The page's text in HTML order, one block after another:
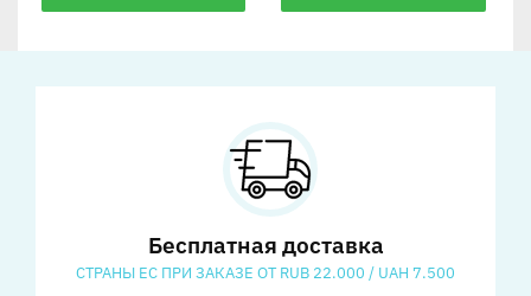
Бесплатная доставка
СТРАНЫ ЕС ПРИ ЗАКАЗЕ ОТ RUB 22.000 / UAH 7.500